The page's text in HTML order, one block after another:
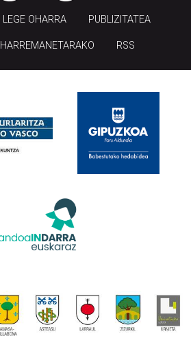
LEGE OHARRA PUBLIZITATEA
HARREMANETARAKO RSS